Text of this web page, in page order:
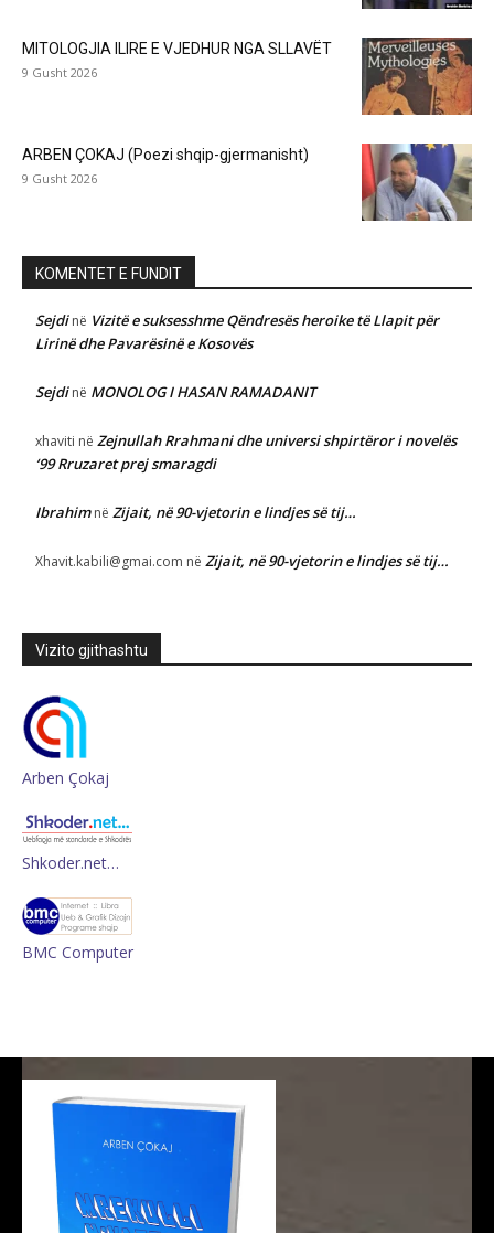
MITOLOGJIA ILIRE E VJEDHUR NGA SLLAVËT
9 Gusht 2026
ARBEN ÇOKAJ (Poezi shqip-gjermanisht)
9 Gusht 2026
KOMENTET E FUNDIT
Sejdinë Vizitë e suksesshme Qëndresës heroike të Llapit për
Lirinë dhe Pavarësinë e Kosovës
Sejdinë MONOLOG I HASAN RAMADANIT
xhaviti në Zejnullah Rrahmani dhe universi shpirtëror i novelës
‘99 Rruzaret prej smaragdi
Ibrahimnë Zijait, në 90-vjetorin e lindjes së tij…
Xhavit.kabili@gmai.com në Zijait, në 90-vjetorin e lindjes së tij…
Vizito gjithashtu
Arben Çokaj
Shkoder.net…
BMC Computer